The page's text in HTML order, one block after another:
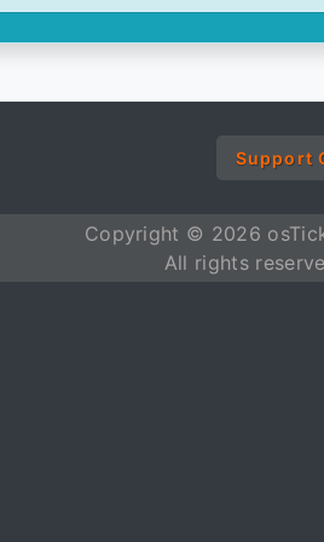
Support
Copyright © 2026
All rights